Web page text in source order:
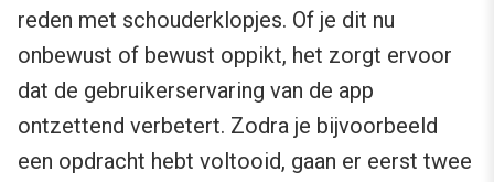
reden met schouderklopjes. Of je dit nu
onbewust of bewust oppikt, het zorgt ervoor
dat de gebruikerservaring van de app
ontzettend verbetert. Zodra je bijvoorbeeld
een opdracht hebt voltooid, gaan er eerst twee